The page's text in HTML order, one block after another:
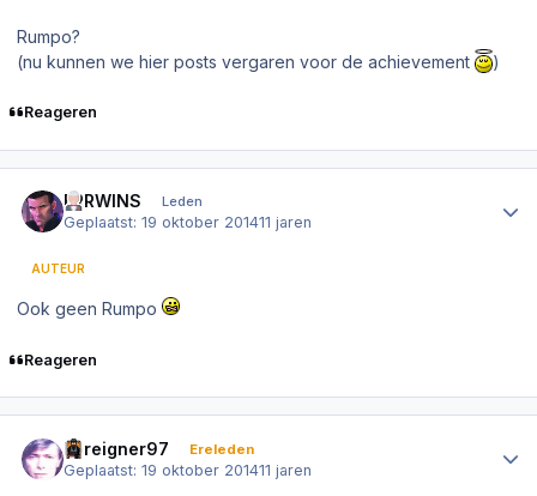
Rumpo?
(nu kunnen we hier posts vergaren voor de achievement
)
Reageren
ERRWINS Leden
Geplaatst:19 oktober 201411 jaren
AUTEUR
Ook geen Rumpo
Reageren
Foreigner97 Ereleden
Geplaatst:19 oktober 201411 jaren